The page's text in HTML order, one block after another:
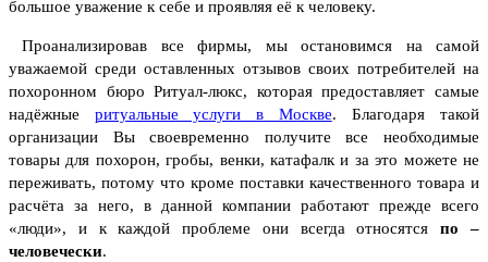
большое уважение к себе и проявляя её к человеку.
Проанализировав все фирмы, мы остановимся на самой
уважаемой среди оставленных отзывов своих потребителей на
похоронном бюро Ритуал-люкс, которая предоставляет самые
надёжные ритуальные услуги в Москве.
Благодаря такой
организации Вы своевременно получите все необходимые
товары для похорон, гробы, венки, катафалк и за это можете не
переживать, потому что кроме поставки качественного товара и
расчёта за него, в данной компании работают прежде всего
«люди», и к каждой проблеме они всегда относятсяпо –
человечески.